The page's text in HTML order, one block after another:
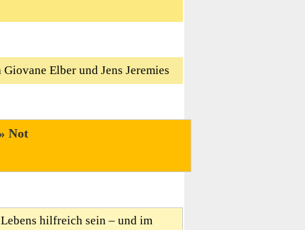
Elber und Jens Jeremies
Not
hilfreich sein – und im